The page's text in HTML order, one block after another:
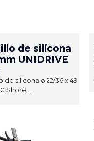
de silicona
UNIDRIVE
de silicona ø 22/36 x 49
Shore...